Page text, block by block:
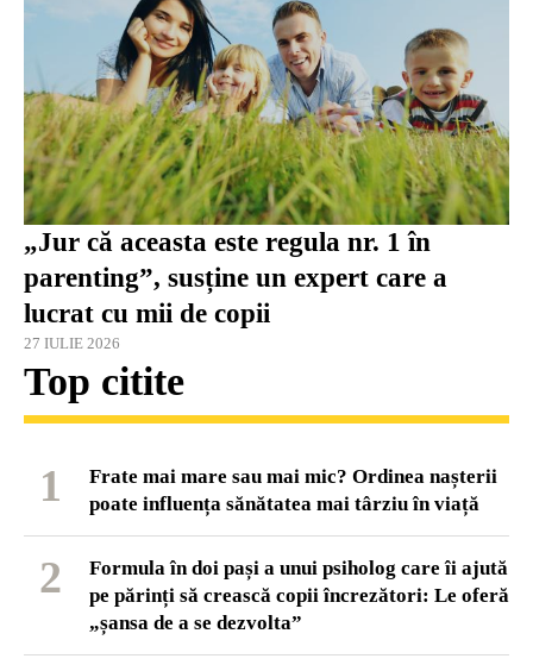
„Jur că aceasta este regula nr. 1 în
parenting”, susține un expert care a
lucrat cu mii de copii
27 IULIE 2026
Top citite
1
Frate mai mare sau mai mic? Ordinea nașterii
poate influența sănătatea mai târziu în viață
2
Formula în doi pași a unui psiholog care îi ajută
pe părinți să crească copii încrezători: Le oferă
„șansa de a se dezvolta”